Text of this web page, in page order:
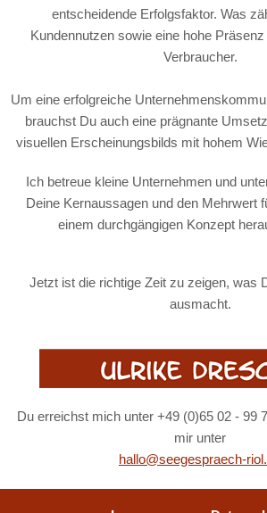
entscheidende Erfolgsfaktor. Was
Kundennutzen sowie eine hohe
Verbraucher.
Um eine erfolgreiche
brauchst Du auch eine prägnante
visuellen Erscheinungsbilds mit hohem
Ich betreue kleine Unternehmen und
Deine Kernaussagen und den Mehrwert
einem durchgängigen Konzept
Jetzt ist die richtige Zeit zu zeigen, was
ausmacht.
Du erreichst mich unter +49 (0)65 02 - 99
mir unter
hallo@seegespraech-